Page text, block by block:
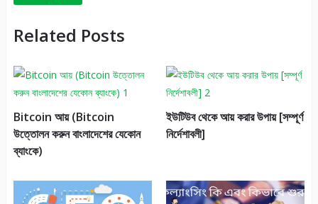
Related Posts
Bitcoin আয় (Bitcoin
উত্তোলন করুন বাংলাদেশের যেকোন
ব্যাংকে)
ইউটিউব থেকে আয় করার উপায় [সম্পূর্ণ
নির্দেশাবলী]